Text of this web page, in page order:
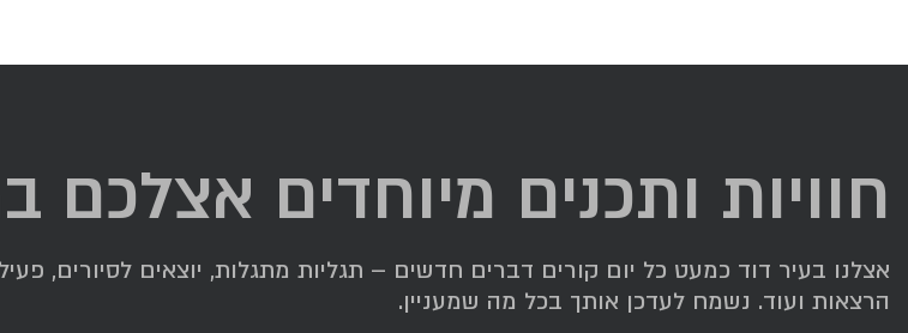
חוויות ותכנים מיוחדים אצלכם
אצלנו בעיר דוד כמעט כל יום קורים דברים חדשים – תגליות מתגלות, יוצאים לסיורים,
הרצאות ועוד. נשמח לעדכן אותך בכל מה שמעניין.